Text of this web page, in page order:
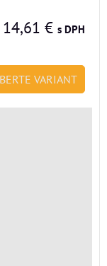
14,61 € s DPH
VARIANT